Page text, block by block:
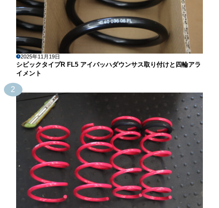
2025年11月19日
シビックタイプR FL5 アイバッハダウンサス取り付けと四輪アラ
イメント
2